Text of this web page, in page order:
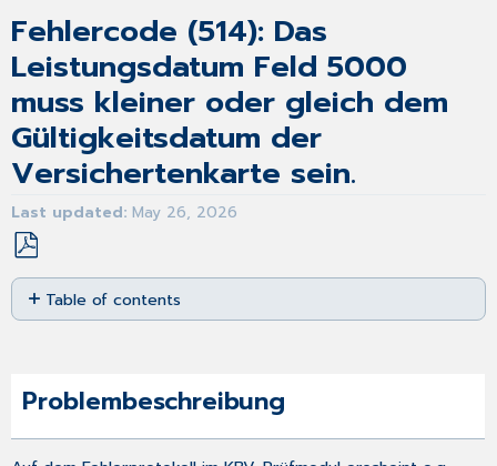
Fehlercode (514): Das
Leistungsdatum Feld 5000
muss kleiner oder gleich dem
Gültigkeitsdatum der
Versichertenkarte sein.
Last updated May 26, 2026
Save
as
PDF
Table of contents
Problembeschreibung